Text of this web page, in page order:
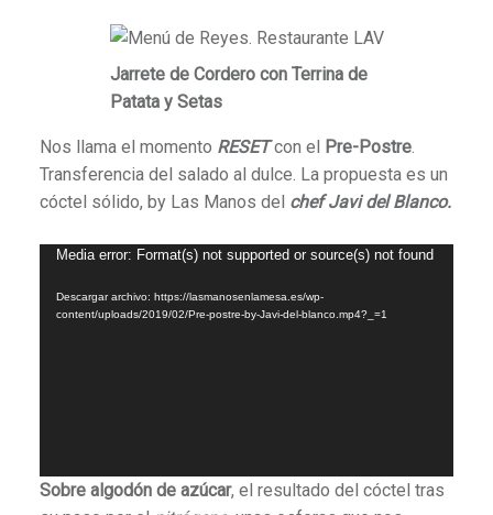
Jarrete de Cordero con Terrina de
Patata y Setas
Nos llama el momento RESETcon el Pre-Postre.
Transferencia del salado al dulce. La propuesta es un
cóctel sólido, by Las Manos del chef Javi del Blanco.
Reproductor
vídeo
Media error: Format(s) not supported or source(s) not found
Descargar archivo: https://lasmanosenlamesa.es/wp-
content/uploads/2019/02/Pre-postre-by-Javi-del-blanco.mp4?_=1
Sobre algodón de azúcar, el resultado del cóctel tras